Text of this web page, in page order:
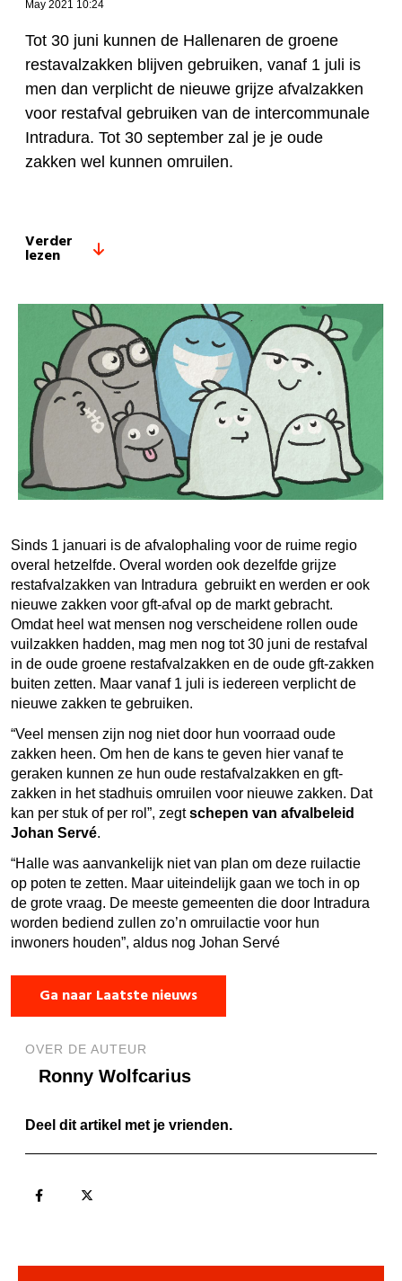
May 2021 10:24
Tot 30 juni kunnen de Hallenaren de groene
restavalzakken blijven gebruiken, vanaf 1 juli is
men dan verplicht de nieuwe grijze afvalzakken
voor restafval gebruiken van de intercommunale
Intradura. Tot 30 september zal je je oude
zakken wel kunnen omruilen.
Verder
lezen
Sinds 1 januari is de afvalophaling voor de ruime regio
overal hetzelfde. Overal worden ook dezelfde grijze
restafvalzakken van Intradura gebruikt en werden er ook
nieuwe zakken voor gft-afval op de markt gebracht.
Omdat heel wat mensen nog verscheidene rollen oude
vuilzakken hadden, mag men nog tot 30 juni de restafval
in de oude groene restafvalzakken en de oude gft-zakken
buiten zetten. Maar vanaf 1 juli is iedereen verplicht de
nieuwe zakken te gebruiken.
“Veel mensen zijn nog niet door hun voorraad oude
zakken heen. Om hen de kans te geven hier vanaf te
geraken kunnen ze hun oude restafvalzakken en gft-
zakken in het stadhuis omruilen voor nieuwe zakken. Dat
kan per stuk of per rol”, zegtschepen van afvalbeleid
Johan Servé.
“Halle was aanvankelijk niet van plan om deze ruilactie
op poten te zetten. Maar uiteindelijk gaan we toch in op
de grote vraag. De meeste gemeenten die door Intradura
worden bediend zullen zo’n omruilactie voor hun
inwoners houden”, aldus nog Johan Servé
Ga naar Laatste nieuws
OVER DE AUTEUR
Ronny Wolfcarius
Deel dit artikel met je vrienden.